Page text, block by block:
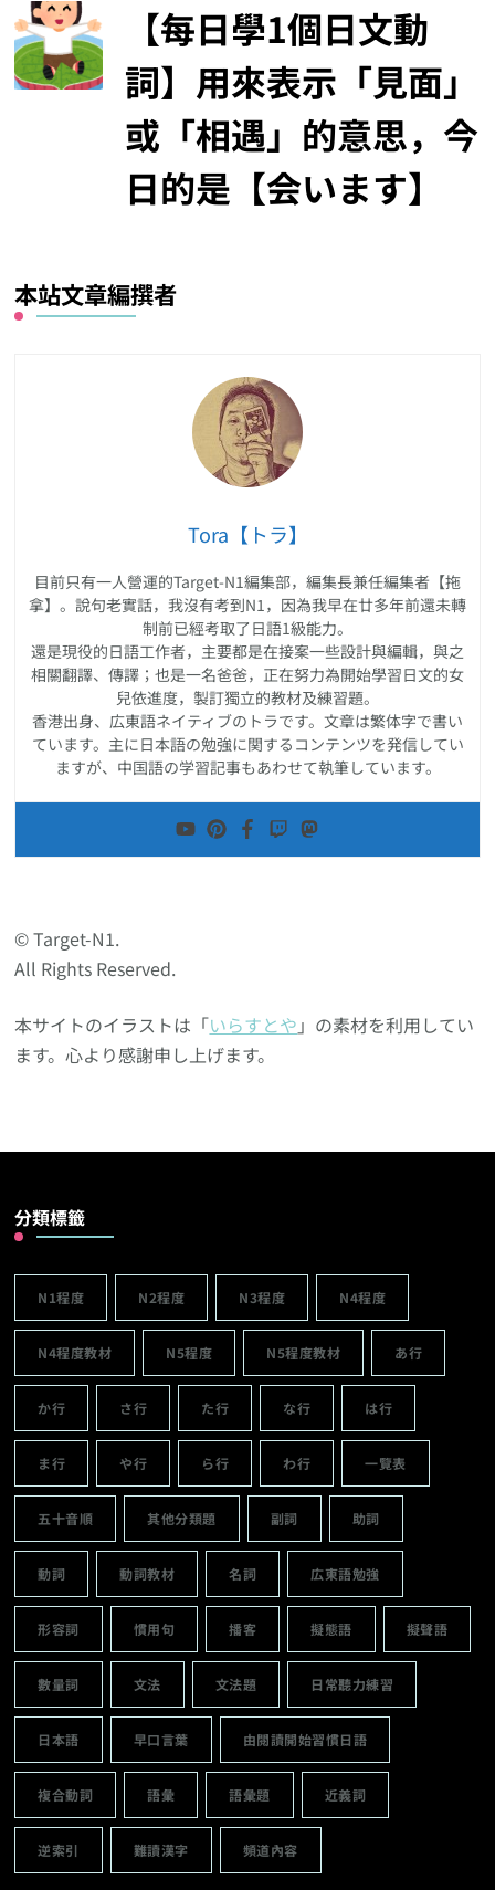
【每日學1個日文動
詞】用來表示「見面」
或「相遇」的意思，今
日的是【会います】
本站文章編撰者
Tora【トラ】
目前只有一人營運的Target-N1編集部，編集長兼任編集者【拖
拿】。說句老實話，我沒有考到N1，因為我早在廿多年前還未轉
制前已經考取了日語1級能力。
還是現役的日語工作者，主要都是在接案一些設計與編輯，與之
相關翻譯、傳譯；也是一名爸爸，正在努力為開始學習日文的女
兒依進度，製訂獨立的教材及練習題。
香港出身、広東語ネイティブのトラです。文章は繁体字で書い
ています。主に日本語の勉強に関するコンテンツを発信してい
ますが、中国語の学習記事もあわせて執筆しています。
© Target-N1.
All Rights Reserved.
本サイトのイラストは「いらすとや 」の素材を利用してい
ます。心より感謝申し上げます。
分類標籤
N1程度 N2程度 N3程度 N4程度
N4程度教材 N5程度 N5程度教材 あ行
か行 さ行 た行 な行 は行
ま行 や行 ら行 わ行 一覽表
五十音順 其他分類題 副詞 助詞
動詞 動詞教材 名詞 広東語勉強
形容詞 慣用句 播客 擬態語 擬聲語
數量詞 文法 文法題 日常聽力練習
日本語 早口言葉 由閱讀開始習慣日語
複合動詞 語彙 語彙題 近義詞
逆索引 難讀漢字 頻道內容